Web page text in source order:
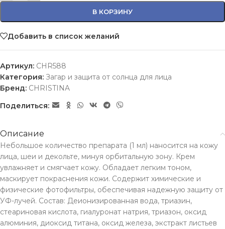
В КОРЗИНУ
Добавить в список желаний
Артикул: CHR588
Категория: Загар и защита от солнца для лица
Бренд: CHRISTINA
Поделиться:
Описание
Небольшое количество препарата (1 мл) наносится на кожу
лица, шеи и декольте, минуя орбитальную зону. Крем
увлажняет и смягчает кожу. Обладает легким тоном,
маскирует покраснения кожи. Содержит химические и
физические фотофильтры, обеспечивая надежную защиту от
УФ-лучей. Состав: Деионизированная вода, триазин,
стеариновая кислота, гиалуронат натрия, триазон, оксид
алюминия, диоксид титана, оксид железа, экстракт листьев